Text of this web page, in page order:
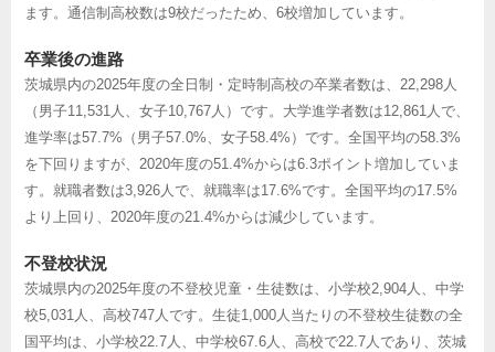
ます。通信制高校数は9校だったため、6校増加しています。
卒業後の進路
茨城県内の2025年度の全日制・定時制高校の卒業者数は、22,298人
（男子11,531人、女子10,767人）です。大学進学者数は12,861人で、
進学率は57.7%（男子57.0%、女子58.4%）です。全国平均の58.3%
を下回りますが、2020年度の51.4%からは6.3ポイント増加していま
す。就職者数は3,926人で、就職率は17.6%です。全国平均の17.5%
より上回り、2020年度の21.4%からは減少しています。
不登校状況
茨城県内の2025年度の不登校児童・生徒数は、小学校2,904人、中学
校5,031人、高校747人です。生徒1,000人当たりの不登校生徒数の全
国平均は、小学校22.7人、中学校67.6人、高校で22.7人であり、茨城